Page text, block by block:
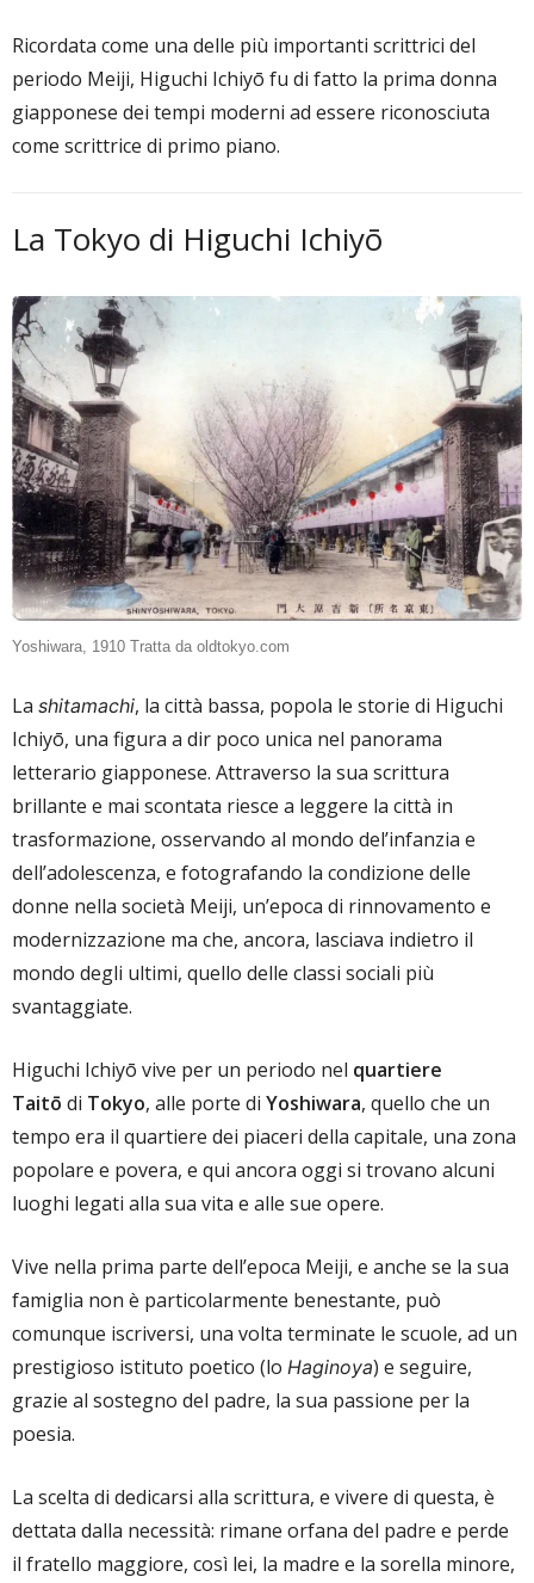
Ricordata come una delle più importanti scrittrici del
periodo Meiji, Higuchi Ichiyō fu di fatto la prima donna
giapponese dei tempi moderni ad essere riconosciuta
come scrittrice di primo piano.
La Tokyo di Higuchi Ichiyō
Yoshiwara, 1910 Tratta da oldtokyo.com
La shitamachi, la città bassa, popola le storie di Higuchi
Ichiyō, una figura a dir poco unica nel panorama
letterario giapponese. Attraverso la sua scrittura
brillante e mai scontata riesce a leggere la città in
trasformazione, osservando al mondo del’infanzia e
dell’adolescenza, e fotografando la condizione delle
donne nella società Meiji, un’epoca di rinnovamento e
modernizzazione ma che, ancora, lasciava indietro il
mondo degli ultimi, quello delle classi sociali più
svantaggiate.
Higuchi Ichiyō vive per un periodo nel quartiere
Taitō di Tokyo, alle porte di Yoshiwara, quello che un
tempo era il quartiere dei piaceri della capitale, una zona
popolare e povera, e qui ancora oggi si trovano alcuni
luoghi legati alla sua vita e alle sue opere.
Vive nella prima parte dell’epoca Meiji, e anche se la sua
famiglia non è particolarmente benestante, può
comunque iscriversi, una volta terminate le scuole, ad un
prestigioso istituto poetico (lo Haginoya) e seguire,
grazie al sostegno del padre, la sua passione per la
poesia.
La scelta di dedicarsi alla scrittura, e vivere di questa, è
dettata dalla necessità: rimane orfana del padre e perde
il fratello maggiore, così lei, la madre e la sorella minore,